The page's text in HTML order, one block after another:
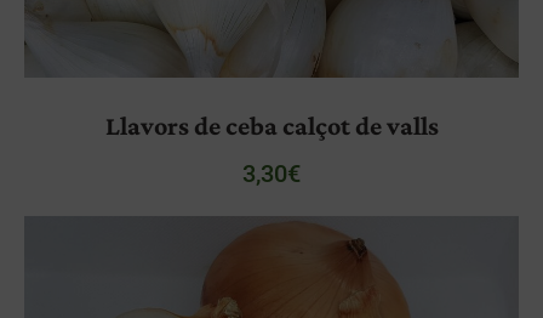
Llavors de ceba calçot de valls
3,30€